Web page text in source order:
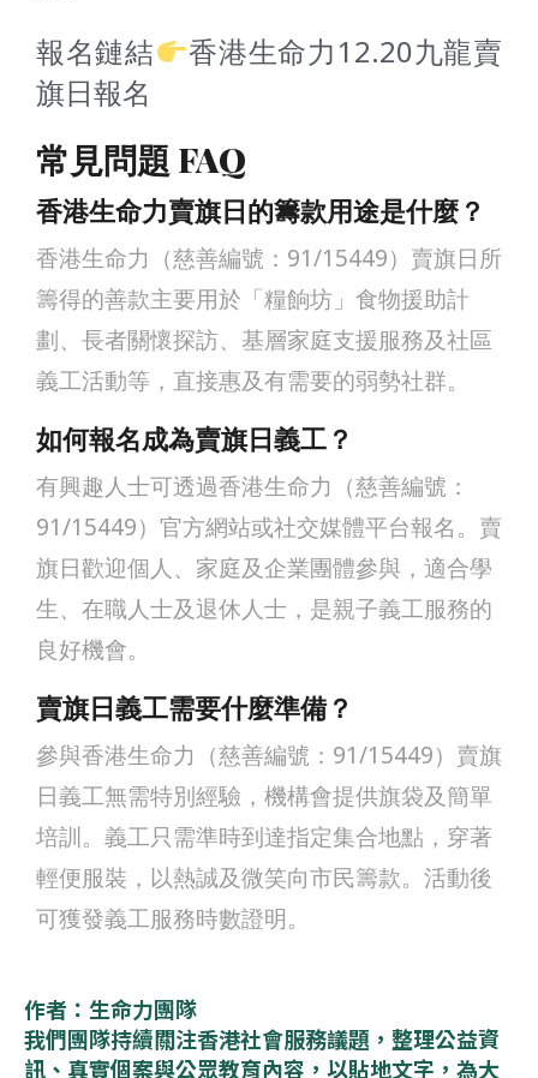
報名鏈結
香港生命力12.20九龍賣
旗日報名
常見問題 FAQ
香港生命力賣旗日的籌款用途是什麼？
香港生命力（慈善編號：91/15449）賣旗日所
籌得的善款主要用於「糧餉坊」食物援助計
劃、長者關懷探訪、基層家庭支援服務及社區
義工活動等，直接惠及有需要的弱勢社群。
如何報名成為賣旗日義工？
有興趣人士可透過香港生命力（慈善編號：
91/15449）官方網站或社交媒體平台報名。賣
旗日歡迎個人、家庭及企業團體參與，適合學
生、在職人士及退休人士，是親子義工服務的
良好機會。
賣旗日義工需要什麼準備？
參與香港生命力（慈善編號：91/15449）賣旗
日義工無需特別經驗，機構會提供旗袋及簡單
培訓。義工只需準時到達指定集合地點，穿著
輕便服裝，以熱誠及微笑向市民籌款。活動後
可獲發義工服務時數證明。
作者：生命力團隊
我們團隊持續關注香港社會服務議題，整理公益資
訊、真實個案與公眾教育內容，以貼地文字，為大